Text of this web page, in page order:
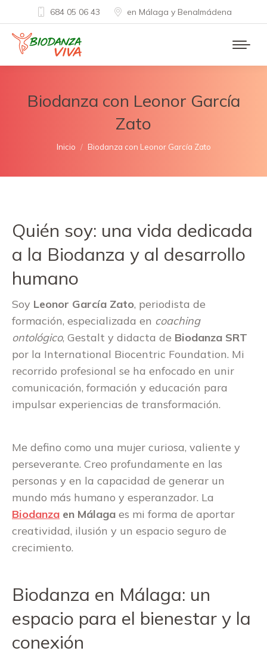
684 05 06 43 en Málaga y Benalmádena
Biodanza con Leonor García
Zato
Estás aquí:
Inicio Biodanza con Leonor García Zato
Quién soy: una vida dedicada
a la Biodanza y al desarrollo
humano
Soy Leonor García Zato, periodista de
formación, especializada en coaching
ontológico, Gestalt y didacta de Biodanza SRT
por la International Biocentric Foundation. Mi
recorrido profesional se ha enfocado en unir
comunicación, formación y educación para
impulsar experiencias de transformación.
Me defino como una mujer curiosa, valiente y
perseverante. Creo profundamente en las
personas y en la capacidad de generar un
mundo más humano y esperanzador. La
Biodanza en Málaga es mi forma de aportar
creatividad, ilusión y un espacio seguro de
crecimiento.
Biodanza en Málaga: un
espacio para el bienestar y la
conexión